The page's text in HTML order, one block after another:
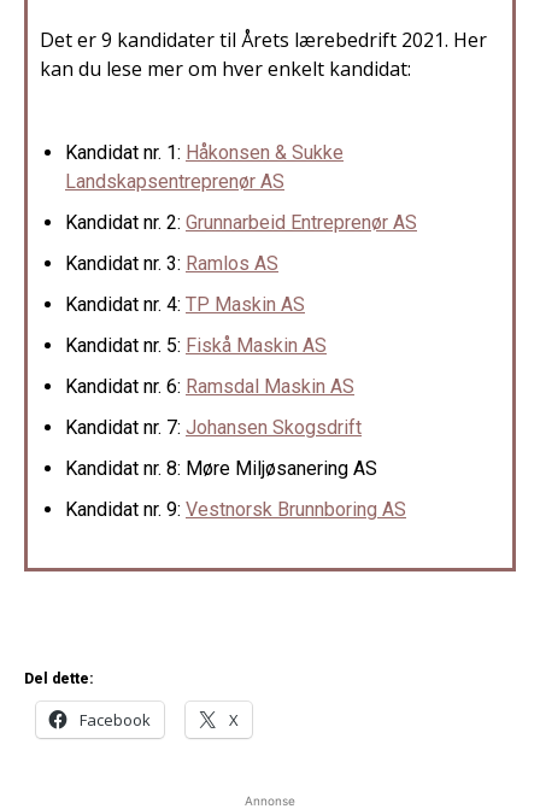
Det er 9 kandidater til Årets lærebedrift 2021. Her
kan du lese mer om hver enkelt kandidat:
Kandidat nr. 1: Håkonsen & Sukke
Landskapsentreprenør AS
Kandidat nr. 2: Grunnarbeid Entreprenør AS
Kandidat nr. 3: Ramlos AS
Kandidat nr. 4: TP Maskin AS
Kandidat nr. 5: Fiskå Maskin AS
Kandidat nr. 6: Ramsdal Maskin AS
Kandidat nr. 7: Johansen Skogsdrift
Kandidat nr. 8: Møre Miljøsanering AS
Kandidat nr. 9: Vestnorsk Brunnboring AS
Del dette:
Facebook X
Annonse